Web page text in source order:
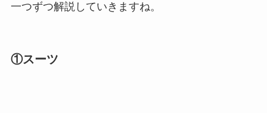
一つずつ解説していきますね。
①スーツ